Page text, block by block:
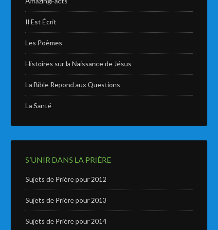
Il Est Écrit
Les Poèmes
Histoires sur la Naissance de Jésus
La Bible Repond aux Questions
La Santé
S’UNIR DANS LA PRIÈRE
Sujets de Prière pour 2012
Sujets de Prière pour 2013
Sujets de Prière pour 2014